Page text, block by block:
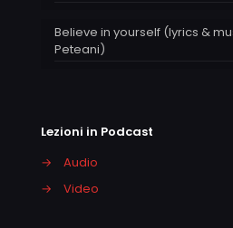
Believe in yourself (lyrics &
Peteani)
Lezioni in Podcast
→
Audio
→
Video